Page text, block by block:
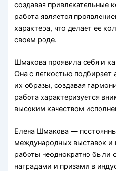
создавая привлекательные
работа является
характера, что делает ее
своем роде.
Шмакова проявила себя и
Она с легкостью подбирает
их образы, создавая
работа характеризуется
высоким качеством
Елена Шмакова —
международных выставок и
работы неоднократно были
наградами и призами в